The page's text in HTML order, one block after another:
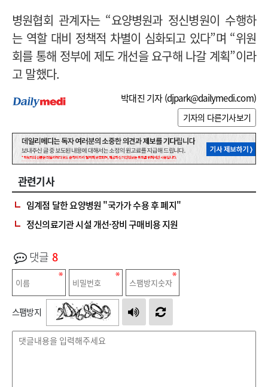
병원협회 관계자는 “요양병원과 정신병원이 수행하
는 역할 대비 정책적 차별이 심화되고 있다”며 “위원
회를 통해 정부에 제도 개선을 요구해 나갈 계획”이라
고 말했다.
박대진 기자 (djpark@dailymedi.com)
기자의 다른기사보기
관련기사
임계점 달한 요양병원 "국가가 수용 후 폐지"
정신의료기관 시설 개선·장비 구매비용 지원
댓글 8
스팸방지